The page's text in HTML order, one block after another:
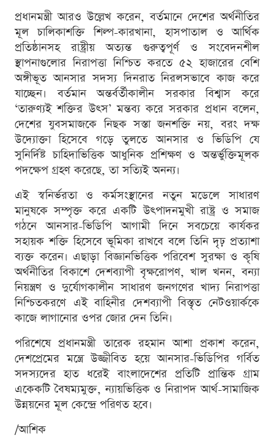
প্রধানমন্ত্রী আরও উল্লেখ করেন, বর্তমানে দেশের অর্থনীতির
মূল চালিকাশক্তি শিল্প-কারখানা, হাসপাতাল ও আর্থিক
প্রতিষ্ঠানসহ রাষ্ট্রীয় অত্যন্ত গুরুত্বপূর্ণ ও সংবেদনশীল
স্থাপনাগুলোর নিরাপত্তা নিশ্চিত করতে ৫২ হাজারের বেশি
অঙ্গীভূত আনসার সদস্য দিনরাত নিরলসভাবে কাজ করে
যাচ্ছেন। বর্তমান অন্তর্বর্তীকালীন সরকার বিশ্বাস করে
‘তারুণ্যই শক্তির উৎস’ মন্তব্য করে সরকার প্রধান বলেন,
দেশের যুবসমাজকে নিছক সস্তা জনশক্তি নয়, বরং দক্ষ
উদ্যোক্তা হিসেবে গড়ে তুলতে আনসার ও ভিডিপি যে
সুনির্দিষ্ট চাহিদাভিত্তিক আধুনিক প্রশিক্ষণ ও অন্তর্ভুক্তিমূলক
পদক্ষেপ গ্রহণ করেছে, তা সত্যিই অনন্য।
এই স্বনির্ভরতা ও কর্মসংস্থানের নতুন মডেলে সাধারণ
মানুষকে সম্পৃক্ত করে একটি উৎপাদনমুখী রাষ্ট্র ও সমাজ
গঠনে আনসার-ভিডিপি আগামী দিনে সবচেয়ে কার্যকর
সহায়ক শক্তি হিসেবে ভূমিকা রাখবে বলে তিনি দৃঢ় প্রত্যাশা
ব্যক্ত করেন। এছাড়া বিজ্ঞানভিত্তিক পরিবেশ সুরক্ষা ও কৃষি
অর্থনীতির বিকাশে দেশব্যাপী বৃক্ষরোপণ, খাল খনন, বন্যা
নিয়ন্ত্রণ ও দুর্যোগকালীন সাধারণ জনগণের খাদ্য নিরাপত্তা
নিশ্চিতকরণে এই বাহিনীর দেশব্যাপী বিস্তৃত নেটওয়ার্ককে
কাজে লাগানোর ওপর জোর দেন তিনি।
পরিশেষে প্রধানমন্ত্রী তারেক রহমান আশা প্রকাশ করেন,
দেশপ্রেমের মন্ত্রে উজ্জীবিত হয়ে আনসার-ভিডিপির গর্বিত
সদস্যদের হাত ধরেই বাংলাদেশের প্রতিটি প্রান্তিক গ্রাম
একেকটি বৈষম্যমুক্ত, ন্যায়ভিত্তিক ও নিরাপদ আর্থ-সামাজিক
উন্নয়নের মূল কেন্দ্রে পরিণত হবে।
/আশিক